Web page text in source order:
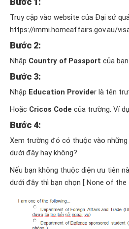
Truy cập vào website của Đại sứ
https://immi.homeaffairs.gov.au/
Bước 2:
Nhập Country of Passport của
Bước 3:
Nhập Education Provider là tên
Hoặc Cricos Code của trường. Ví
Bước 4:
Xem trường đó có thuộc vào
dưới đây hay không?
Nếu bạn không thuộc diện ưu tiên
dưới đây thì bạn chọn [ None of the